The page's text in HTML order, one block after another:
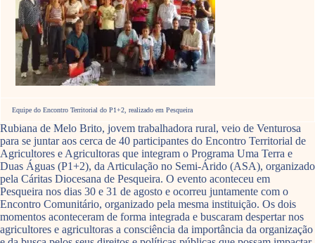
Equipe do Encontro Territorial do P1+2, realizado em Pesqueira
Rubiana de Melo Brito, jovem trabalhadora rural, veio de Venturosa
para se juntar aos cerca de 40 participantes do Encontro Territorial de
Agricultores e Agricultoras que integram o Programa Uma Terra e
Duas Águas (P1+2), da Articulação no Semi-Árido (ASA), organizado
pela Cáritas Diocesana de Pesqueira. O evento aconteceu em
Pesqueira nos dias 30 e 31 de agosto e ocorreu juntamente com o
Encontro Comunitário, organizado pela mesma instituição. Os dois
momentos aconteceram de forma integrada e buscaram despertar nos
agricultores e agricultoras a consciência da importância da organização